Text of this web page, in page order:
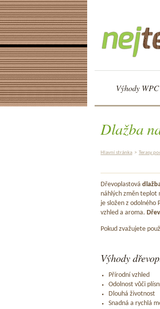
Výhody
Dlažba
Hlavní stránka > Terasy
Dřevoplastová
náhlých změn teplot
je složen z odolného
vzhled a aroma.
Pokud zvažujete
Výhody
Přírodní vzhled
Odolnost vůči
Dlouhá životnost
Snadná a rychlá